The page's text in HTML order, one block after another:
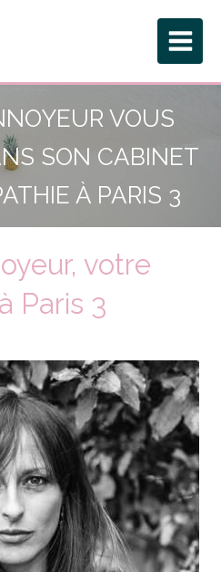
VOUS
SON CABINET
À PARIS 3
votre
Paris 3